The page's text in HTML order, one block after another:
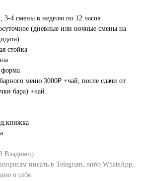
3-4 смены в неделю по 12 часов
(дневные или ночные смены на
стойка
форма
меню 3000₽ +чай, после сдачи от
бара) +чай.
Владимир
писать в Telegram, либо WhatsApp,
о себе.